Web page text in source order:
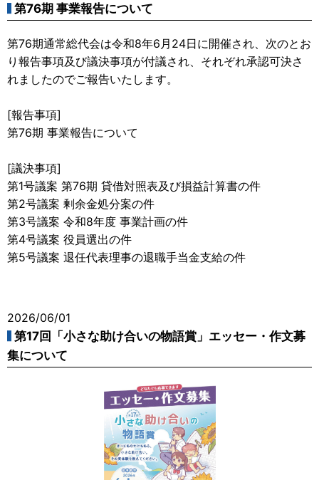
第76期 事業報告について
第76期通常総代会は令和8年6月24日に開催され、次のとお
り報告事項及び議決事項が付議され、それぞれ承認可決さ
れましたのでご報告いたします。
[報告事項]
第76期 事業報告について
[議決事項]
第1号議案 第76期 貸借対照表及び損益計算書の件
第2号議案 剰余金処分案の件
第3号議案 令和8年度 事業計画の件
第4号議案 役員選出の件
第5号議案 退任代表理事の退職手当金支給の件
2026/06/01
第17回「小さな助け合いの物語賞」エッセー・作文募
集について